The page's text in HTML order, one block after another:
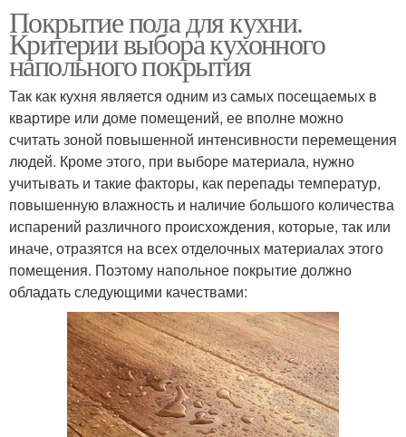
Покрытие пола для кухни.
Критерии выбора кухонного
напольного покрытия
Так как кухня является одним из самых посещаемых в
квартире или доме помещений, ее вполне можно
считать зоной повышенной интенсивности перемещения
людей. Кроме этого, при выборе материала, нужно
учитывать и такие факторы, как перепады температур,
повышенную влажность и наличие большого количества
испарений различного происхождения, которые, так или
иначе, отразятся на всех отделочных материалах этого
помещения. Поэтому напольное покрытие должно
обладать следующими качествами: